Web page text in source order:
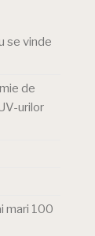
se vinde
de
urilor
mari 100